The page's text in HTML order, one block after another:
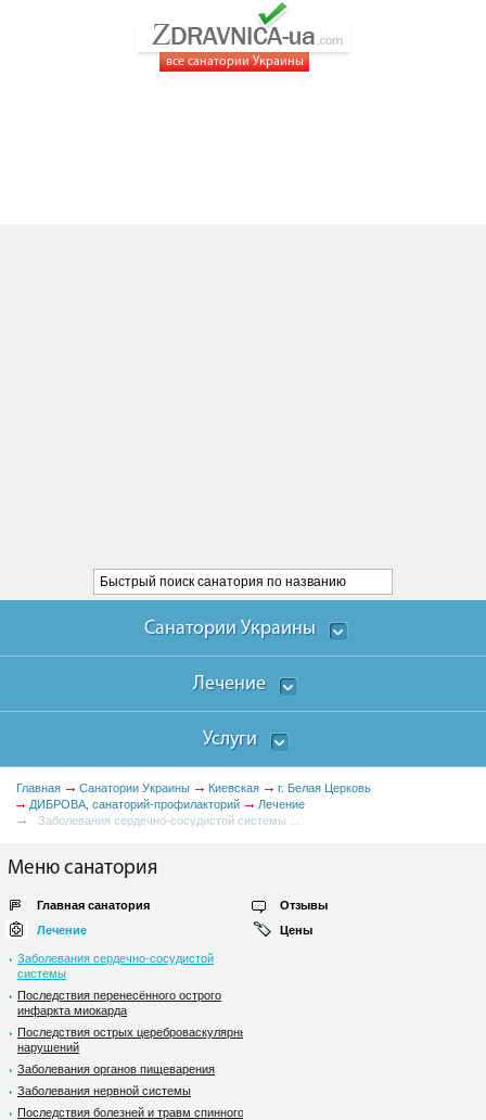
все санатории Украины
Санатории Украины
Лечение
Услуги
Главная Санатории Украины Киевская
г. Белая Церковь
ДИБРОВА, санаторий-профилакторий
Лечение
Заболевания сердечно-сосудистой системы ...
Меню санатория
Главная санатория
Отзывы
Лечение
Заболевания сердечно-сосудистой
системы
Последствия перенесённого острого
инфаркта миокарда
Последствия острых цереброваскулярных
нарушений
Заболевания органов пищеварения
Заболевания нервной системы
Последствия болезней и травм спинного
Цены